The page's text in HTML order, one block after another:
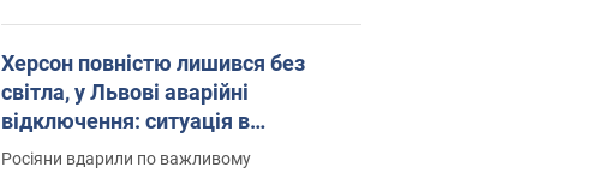
Херсон повністю лишився без
світла, у Львові аварійні
відключення: ситуація в
енергосистемі 6 серпня
Росіяни вдарили по важливому